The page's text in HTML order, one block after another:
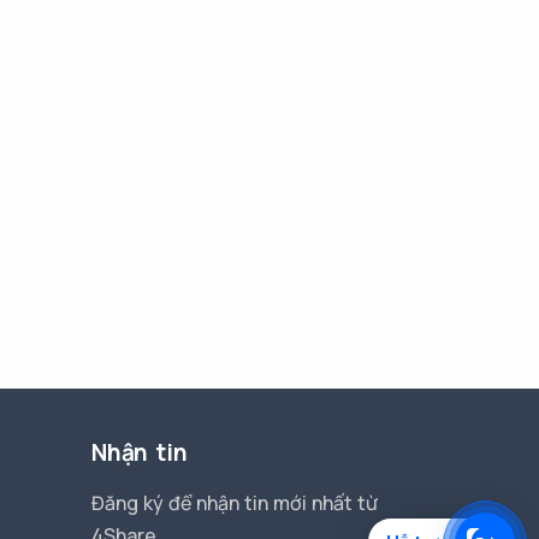
Nhận tin
Đăng ký để nhận tin mới nhất từ